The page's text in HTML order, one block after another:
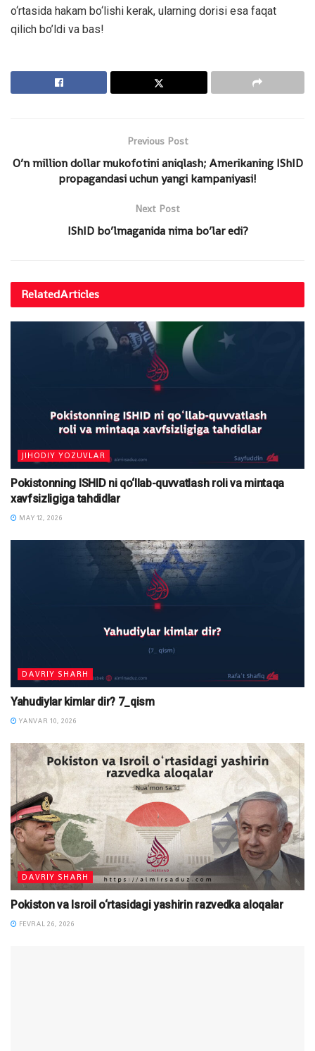
o‘rtasida hakam bo‘lishi kerak, ularning dorisi esa faqat
qilich bo’ldi va bas!
Previous Post
O’n million dollar mukofotini aniqlash; Amerikaning IShID
propagandasi uchun yangi kampaniyasi!
Next Post
IShID bo’lmaganida nima bo’lar edi?
RelatedArticles
JIHODIY YOZUVLAR
Pokistonning ISHID ni qo‘llab-quvvatlash roli va mintaqa
xavfsizligiga tahdidlar
MAY 12, 2026
DAVRIY SHARH
Yahudiylar kimlar dir? 7_qism
YANVAR 10, 2026
DAVRIY SHARH
Pokiston va Isroil o‘rtasidagi yashirin razvedka aloqalar
FEVRAL 26, 2026